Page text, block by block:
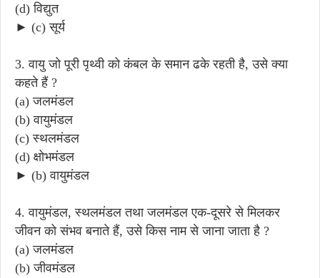
(d) विद्युत
► (c) सूर्य
3. वायु जो पूरी पृथ्वी को कंबल के समान ढके रहती है, उसे क्या
कहते हैं ?
(a) जलमंडल
(b) वायुमंडल
(c) स्थलमंडल
(d) क्षोभमंडल
► (b) वायुमंडल
4. वायुमंडल, स्थलमंडल तथा जलमंडल एक-दूसरे से मिलकर
जीवन को संभव बनाते हैं, उसे किस नाम से जाना जाता है ?
(a) जलमंडल
(b) जीवमंडल